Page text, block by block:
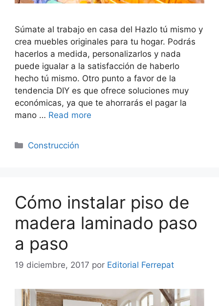
Súmate al trabajo en casa del Hazlo tú mismo y
crea muebles originales para tu hogar. Podrás
hacerlos a medida, personalizarlos y nada
puede igualar a la satisfacción de haberlo
hecho tú mismo. Otro punto a favor de la
tendencia DIY es que ofrece soluciones muy
económicas, ya que te ahorrarás el pagar la
mano … Read more
Categorías
Construcción
Cómo instalar piso de
madera laminado paso
a paso
19 diciembre, 2017 por Editorial Ferrepat